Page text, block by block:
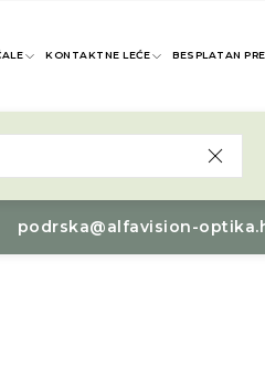
KONTAKTNE LEĆE BESPLATAN
podrska@alfavision-